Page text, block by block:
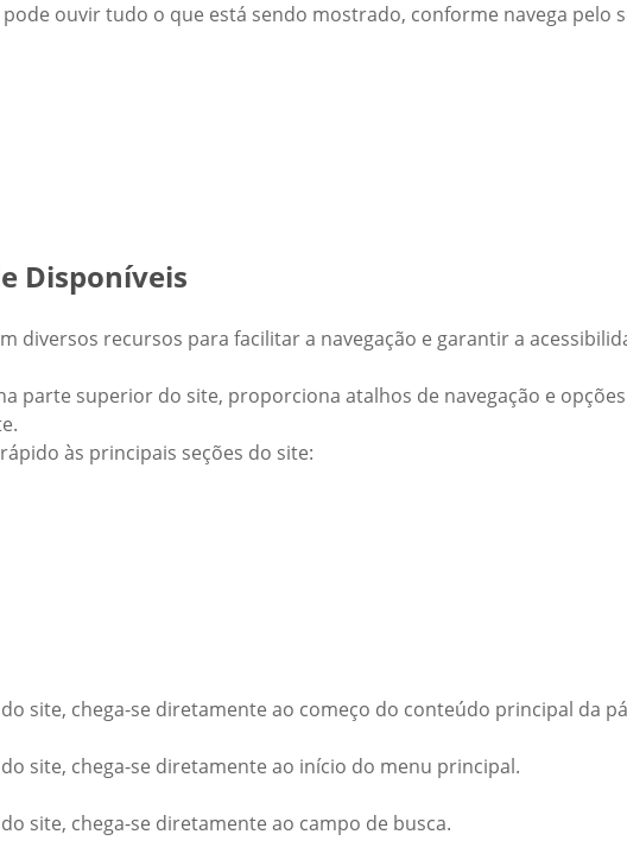
ouvir tudo o que está sendo mostrado, conforme navega pelo
Disponíveis
diversos recursos para facilitar a navegação e garantir a
parte superior do site, proporciona atalhos de navegação e
às principais seções do site:
site, chega-se diretamente ao começo do conteúdo principal da
site, chega-se diretamente ao início do menu principal.
site, chega-se diretamente ao campo de busca.